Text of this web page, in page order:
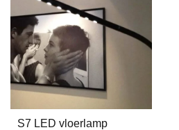
S7 LED vloerlamp